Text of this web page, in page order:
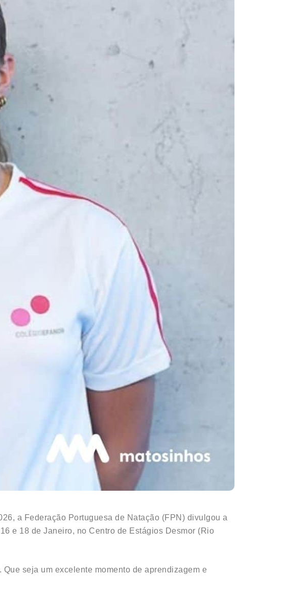
a Federação Portuguesa de Natação (FPN) divulgou a
e 18 de Janeiro, no Centro de Estágios Desmor (Rio
seja um excelente momento de aprendizagem e